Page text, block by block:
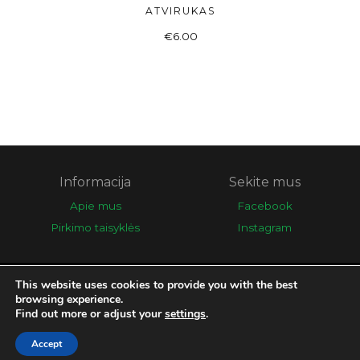
Į KREPŠELĮ
ATVIRUKAS
€6.00
Informacija
Apie mus
Pirkimo taisyklės
Sekite mus
Facebook
Instagram
© 2026 Eglės galerija
This website uses cookies to provide you with the best
browsing experience.
Find out more or adjust yoursettings.
Accept